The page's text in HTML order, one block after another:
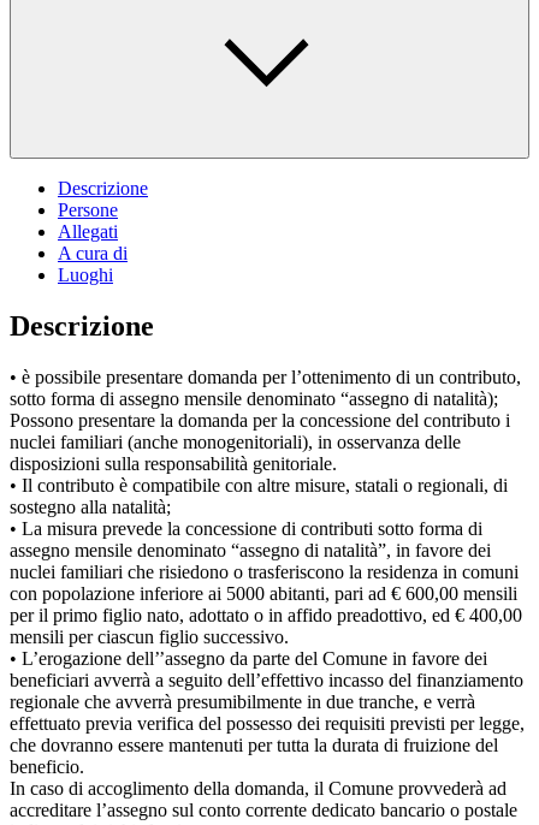
Descrizione
Persone
Allegati
A cura di
Luoghi
Descrizione
• è possibile presentare domanda per l’ottenimento di un contributo,
sotto forma di assegno mensile denominato “assegno di natalità);
Possono presentare la domanda per la concessione del contributo i
nuclei familiari (anche monogenitoriali), in osservanza delle
disposizioni sulla responsabilità genitoriale.
• Il contributo è compatibile con altre misure, statali o regionali, di
sostegno alla natalità;
• La misura prevede la concessione di contributi sotto forma di
assegno mensile denominato “assegno di natalità”, in favore dei
nuclei familiari che risiedono o trasferiscono la residenza in comuni
con popolazione inferiore ai 5000 abitanti, pari ad € 600,00 mensili
per il primo figlio nato, adottato o in affido preadottivo, ed € 400,00
mensili per ciascun figlio successivo.
• L’erogazione dell’’assegno da parte del Comune in favore dei
beneficiari avverrà a seguito dell’effettivo incasso del finanziamento
regionale che avverrà presumibilmente in due tranche, e verrà
effettuato previa verifica del possesso dei requisiti previsti per legge,
che dovranno essere mantenuti per tutta la durata di fruizione del
beneficio.
In caso di accoglimento della domanda, il Comune provvederà ad
accreditare l’assegno sul conto corrente dedicato bancario o postale